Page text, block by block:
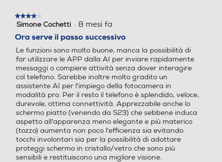
Riepiloghi
della tua
giornata
Viva voce
Vibrazione Vibrazione
Altre funzioni
Always On Display Galaxy
AI: Assistente chiamata, As
sistente alla scrittura, Inter
prete, Assistente note, Assi
Altre funzioni
★★★★★
★★★★★
4
5
stelle.
Simone Cochetti · 8 mesi fa
Ora serve il passo successivo
Le funzioni sono molto buone, manca la possibilità di
far utilizzare le APP dalla AI per inviare rapidamente
messaggi o compiere attività senza dover interagire
col telefono. Sarebbe inoltre molto gradito un
assistente AI per l'impiego della fotocamera in
modalità pro. Per il resto il telefono è splendido, veloce,
durevole, ottima connettività. Apprezzabile anche lo
schermo piatto (venendo da S23) che sebbene induca
aspetto all'apparenza meno elegante e più materico
(tozzo) aumenta non poco l'efficienza sia evitando
tocchi involontari sia per la possibilità di adottare
proteggi schermo in cristallo/vetro che sono più
sensibili e restituiscono una migliore visione.